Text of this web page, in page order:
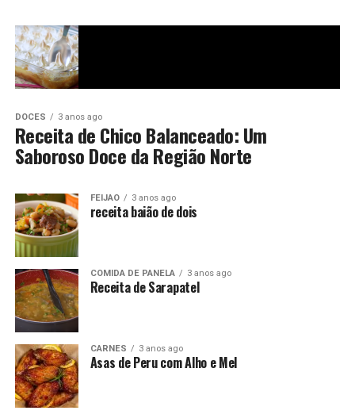
DOCES 3 anos ago
Receita de Chico Balanceado: Um
Saboroso Doce da Região Norte
FEIJAO 3 anos ago
receita baião de dois
COMIDA DE PANELA 3 anos ago
Receita de Sarapatel
CARNES 3 anos ago
Asas de Peru com Alho e Mel